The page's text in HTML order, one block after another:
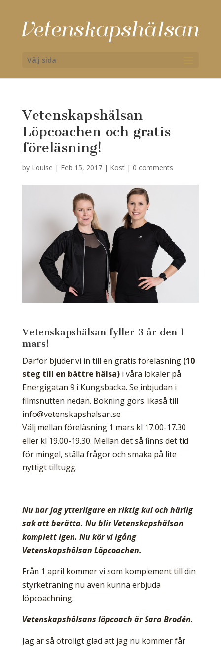
Välj sida
Vetenskapshälsan
Löpcoachen och gratis
föreläsning!
by Louise | Feb 15, 2017| Kost| 0 comments
Vetenskapshälsan fyller 3 år den 1
mars!
Därför bjuder vi in till en gratis föreläsning (10
steg till en bättre hälsa)i våra lokaler på
Energigatan 9 i Kungsbacka. Se inbjudan i
filmsnutten nedan. Bokning görs likaså till
info@vetenskapshalsan.se
Välj mellan föreläsning 1 mars kl 17.00-17.30
eller kl 19.00-19.30. Mellan det så finns det tid
för mingel, ställa frågor och smaka på lite
nyttigt tilltugg.
Nu har jag ytterligare en riktig kul och härlig
sak att berätta. Nu blir Vetenskapshälsan
komplett igen. Nu kör vi igång
Vetenskapshälsan Löpcoachen.
Från 1 april kommer vi som komplement till din
styrketräning nu även kunna erbjuda
löpcoachning.
Vetenskapshälsans löpcoach är Sara Brodén.
Jag är så otroligt glad att jag nu kommer får